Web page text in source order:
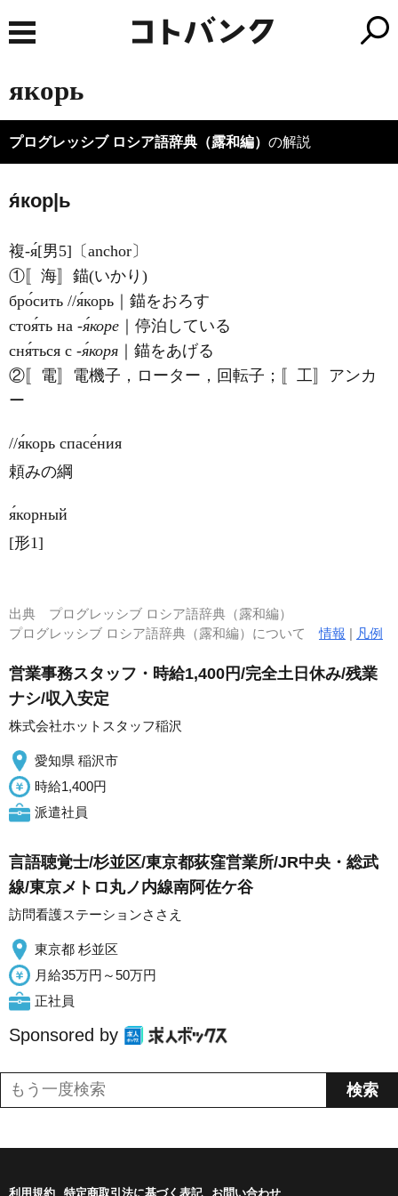
якорь
プログレッシブ ロシア語辞典（露和編） の解説
я́кор|ь
複-я́[男5]〔anchor〕
①〚海〛錨(いかり)
бро́сить //я́корь｜錨をおろす
стоя́ть на ‐я́коре ｜停泊している
сня́ться с ‐я́коря ｜錨をあげる
②〚電〛電機子，ローター，回転子；〚工〛アンカ
ー
//я́корь спасе́ния
頼みの綱
я́корный
[形1]
出典 プログレッシブ ロシア語辞典（露和編）
プログレッシブ ロシア語辞典（露和編）について情報 | 凡例
営業事務スタッフ・時給1,400円/完全土日休み/残業
ナシ/収入安定
株式会社ホットスタッフ稲沢
愛知県 稲沢市
時給1,400円
派遣社員
言語聴覚士/杉並区/東京都荻窪営業所/JR中央・総武
線/東京メトロ丸ノ内線南阿佐ケ谷
訪問看護ステーションささえ
東京都 杉並区
月給35万円～50万円
正社員
Sponsored by
利用規約 特定商取引法に基づく表記 お問い合わせ